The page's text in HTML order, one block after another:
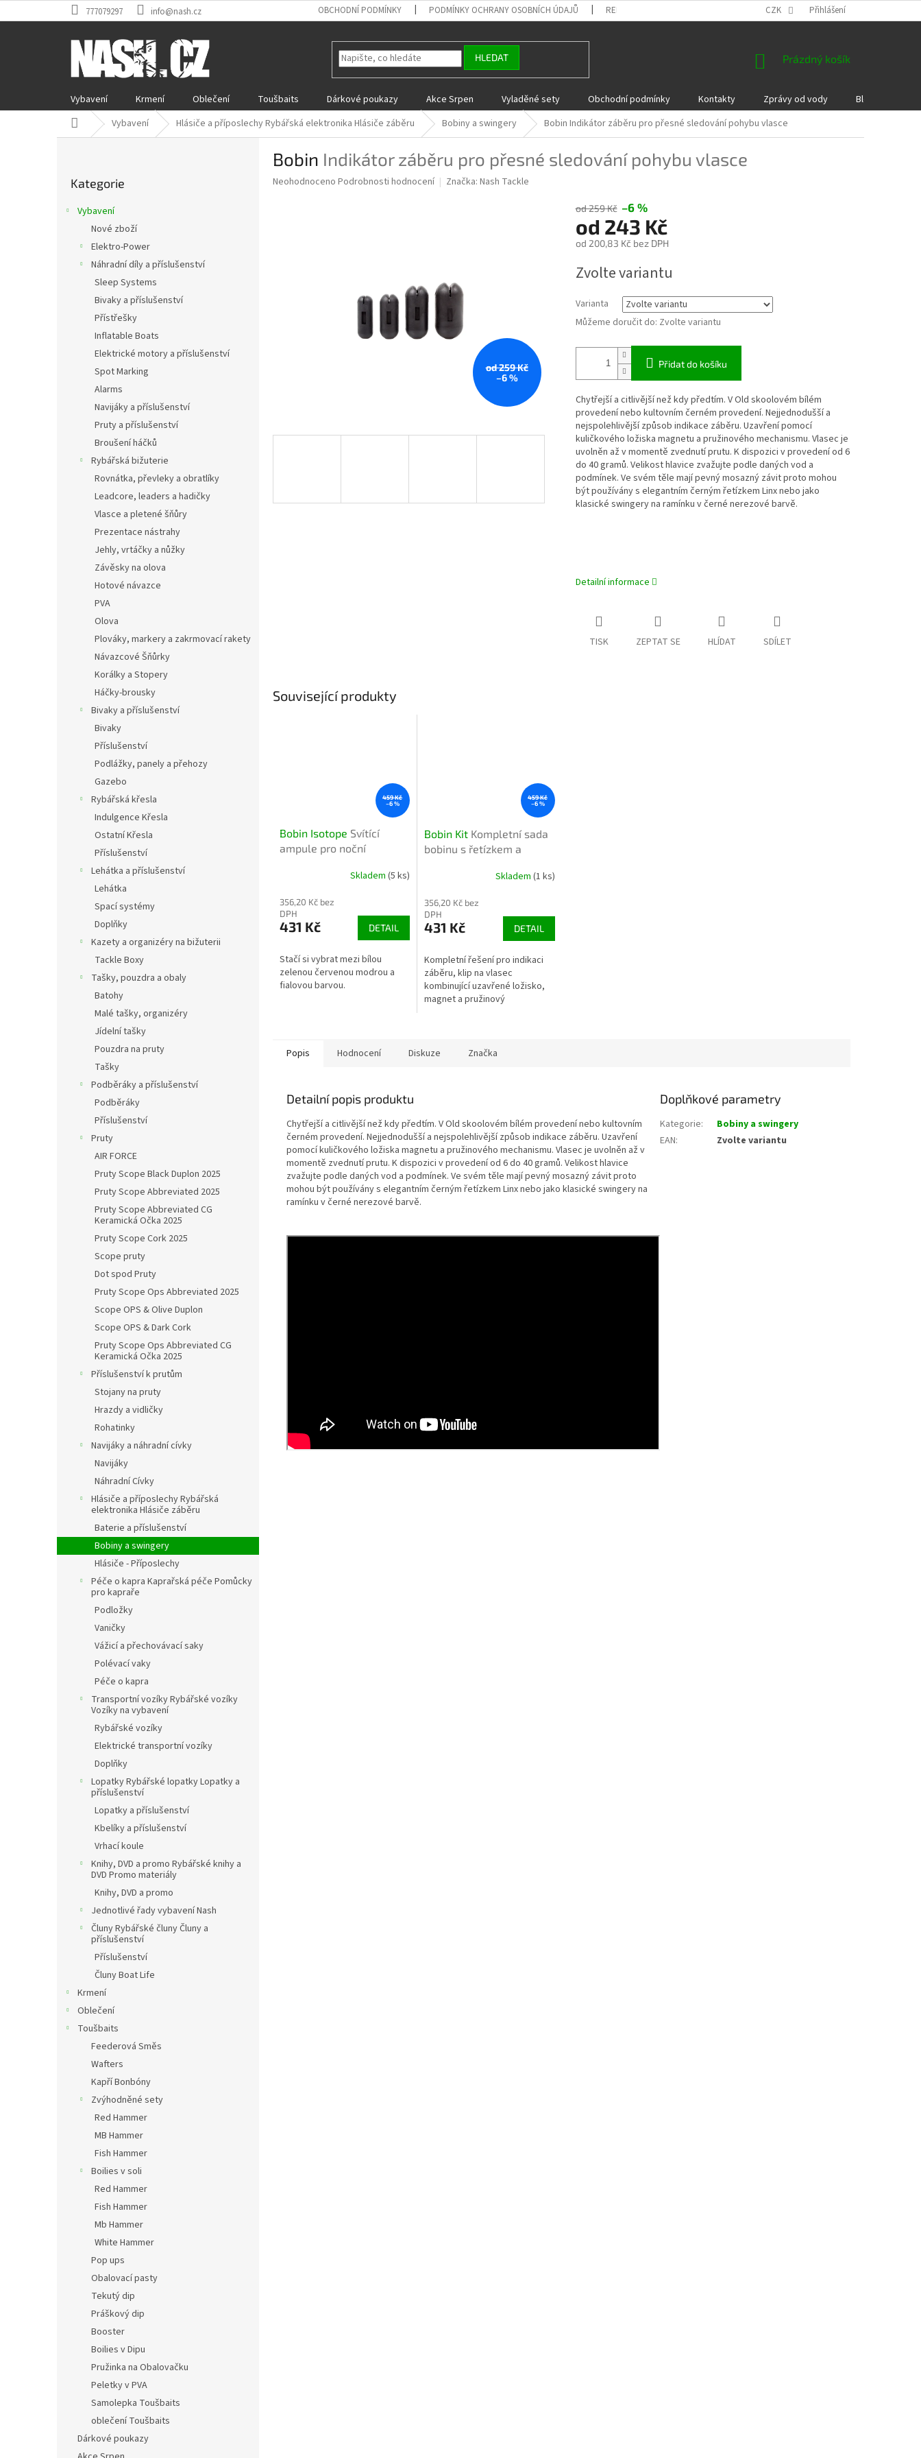
na
777079297 info@nash.cz OBCHODNÍ PODMÍNKY PODMÍNKY OCHRANY OSOBNÍCH ÚDAJŮ REKLAMACE A VRÁCENÍ ZBOŽÍ DÁRKOVÉ POUKAZY
CZK Přihlášení
HLEDAT
NÁKUPNÍ
Prázdný košík
Vybavení Krmení Oblečení Toušbaits Dárkové poukazy Akce Srpen Vyladěné sety Obchodní podmínky Kontakty Zprávy od vody Blog
Domů Vybavení Hlásiče a příposlechy Rybářská elektronika Hlásiče záběru Bobiny a swingery Bobin Indikátor záběru pro přesné sledování pohybu vlasce
kategorie
Kategorie
Vybavení
Nové zboží
Elektro-Power
Náhradní díly a příslušenství
Sleep Systems
Bivaky a příslušenství
Přístřešky
Inflatable Boats
Elektrické motory a příslušenství
Spot Marking
Alarms
Navijáky a příslušenství
Pruty a příslušenství
Broušení háčků
Rybářská bižuterie
Rovnátka, převleky a obratlíky
Leadcore, leaders a hadičky
Vlasce a pletené šňůry
Prezentace nástrahy
Jehly, vrtáčky a nůžky
Závěsky na olova
Hotové návazce
PVA
Olova
Plováky, markery a zakrmovací rakety
Návazcové Šňůrky
Korálky a Stopery
Háčky-brousky
Bivaky a příslušenství
Bivaky
Příslušenství
Podlážky, panely a přehozy
Gazebo
Rybářská křesla
Indulgence Křesla
Ostatní Křesla
Příslušenství
Lehátka a příslušenství
Lehátka
Spací systémy
Doplňky
Kazety a organizéry na bižuterii
Tackle Boxy
Tašky, pouzdra a obaly
Batohy
Malé tašky, organizéry
Jídelní tašky
Pouzdra na pruty
Tašky
Podběráky a příslušenství
Podběráky
Příslušenství
Pruty
AIR FORCE
Pruty Scope Black Duplon 2025
Pruty Scope Abbreviated 2025
Pruty Scope Abbreviated CG
Keramická Očka 2025
Pruty Scope Cork 2025
Scope pruty
Dot spod Pruty
Pruty Scope Ops Abbreviated 2025
Scope OPS & Olive Duplon
Scope OPS & Dark Cork
Pruty Scope Ops Abbreviated CG
Keramická Očka 2025
Příslušenství k prutům
Stojany na pruty
Hrazdy a vidličky
Rohatinky
Navijáky a náhradní cívky
Navijáky
Náhradní Cívky
Hlásiče a příposlechy Rybářská
elektronika Hlásiče záběru
Baterie a příslušenství
Bobiny a swingery
Hlásiče - Příposlechy
Péče o kapra Kaprařská péče Pomůcky
pro kapraře
Podložky
Vaničky
Vážicí a přechovávací saky
Polévací vaky
Péče o kapra
Transportní vozíky Rybářské vozíky
Vozíky na vybavení
Rybářské vozíky
Elektrické transportní vozíky
Doplňky
Lopatky Rybářské lopatky Lopatky a
příslušenství
Lopatky a příslušenství
Kbelíky a příslušenství
Vrhací koule
Knihy, DVD a promo Rybářské knihy a
DVD Promo materiály
Knihy, DVD a promo
Jednotlivé řady vybavení Nash
Čluny Rybářské čluny Čluny a
příslušenství
Příslušenství
Čluny Boat Life
Krmení
Oblečení
Toušbaits
Feederová Směs
Wafters
Kapří Bonbóny
Zvýhodněné sety
Red Hammer
MB Hammer
Fish Hammer
Boilies v soli
Red Hammer
Fish Hammer
Mb Hammer
White Hammer
Pop ups
Obalovací pasty
Tekutý dip
Práškový dip
Booster
Boilies v Dipu
Pružinka na Obalovačku
Peletky v PVA
Samolepka Toušbaits
oblečení Toušbaits
Dárkové poukazy
Bobin Indikátor záběru pro přesné sledování pohybu vlasce
Průměrné
Neohodnoceno Podrobnosti hodnocení Značka: Nash Tackle
od 259 Kč
–6 %
od 259 Kč –6 %
od 243 Kč
od 200,83 Kčbez DPH
cena:
Zvolte variantu
Varianta
Můžeme doručit do: Zvolte variantu
Přidat do košíku
Chytřejší a citlivější než kdy předtím. V Old skoolovém bílém
provedení nebo kultovním černém provedení. Nejjednodušší a
nejspolehlivější způsob indikace záběru. Uzavření pomocí
kuličkového ložiska magnetu a pružinového mechanismu. Vlasec je
uvolněn až v momentě zvednutí prutu. K dispozici v provedení od 6
do 40 gramů. Velikost hlavice zvažujte podle daných vod a
podmínek. Ve svém těle mají pevný mosazný závit proto mohou
být používány s elegantním černým řetízkem Linx nebo jako
klasické swingery na ramínku v černé nerezové barvě.
Detailní informace
TISK ZEPTAT SE HLÍDAT SDÍLET
Související produkty
459 Kč
–6 %
Bobin Isotope Svítící
ampule pro noční
Skladem (5 ks)
356,20 Kč bez
DPH
431 Kč DETAIL
Stačí si vybrat mezi bílou
zelenou červenou modrou a
fialovou barvou.
459 Kč
–6 %
Bobin Kit Kompletní sada
bobinu s řetízkem a
produktu
je
5,0
5
hvězdiček.
Skladem (1 ks)
356,20 Kč bez
DPH
431 Kč DETAIL
Kompletní řešení pro indikaci
záběru, klip na vlasec
kombinující uzavřené ložisko,
magnet a pružinový
Popis
Hodnocení Diskuze Značka
Detailní popis produktu
Chytřejší a citlivější než kdy předtím. V Old skoolovém bílém provedení nebo kultovním
černém provedení. Nejjednodušší a nejspolehlivější způsob indikace záběru. Uzavření
pomocí kuličkového ložiska magnetu a pružinového mechanismu. Vlasec je uvolněn až v
momentě zvednutí prutu. K dispozici v provedení od 6 do 40 gramů. Velikost hlavice
zvažujte podle daných vod a podmínek. Ve svém těle mají pevný mosazný závit proto
mohou být používány s elegantním černým řetízkem Linx nebo jako klasické swingery na
ramínku v černé nerezové barvě.
Doplňkové parametry
Kategorie:
Bobiny a swingery
EAN: Zvolte variantu